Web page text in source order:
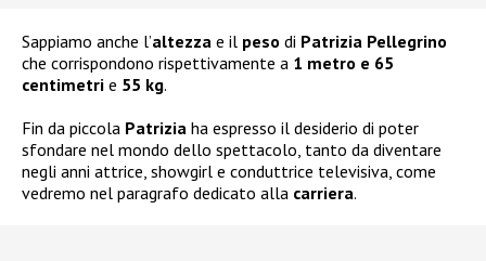
Sappiamo anche l’altezza e il peso di Patrizia Pellegrino
che corrispondono rispettivamente a 1 metro e 65
centimetri e 55 kg.
Fin da piccola Patrizia ha espresso il desiderio di poter
sfondare nel mondo dello spettacolo, tanto da diventare
negli anni attrice, showgirl e conduttrice televisiva, come
vedremo nel paragrafo dedicato alla carriera.